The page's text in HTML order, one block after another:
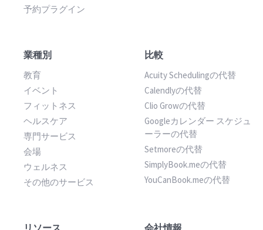
予約プラグイン
業種別
教育
イベント
フィットネス
ヘルスケア
専門サービス
会場
ウェルネス
その他のサービス
比較
Acuity Schedulingの代替
Calendlyの代替
Clio Growの代替
Googleカレンダー スケジュ
ーラーの代替
Setmoreの代替
SimplyBook.meの代替
YouCanBook.meの代替
リソース 会社情報